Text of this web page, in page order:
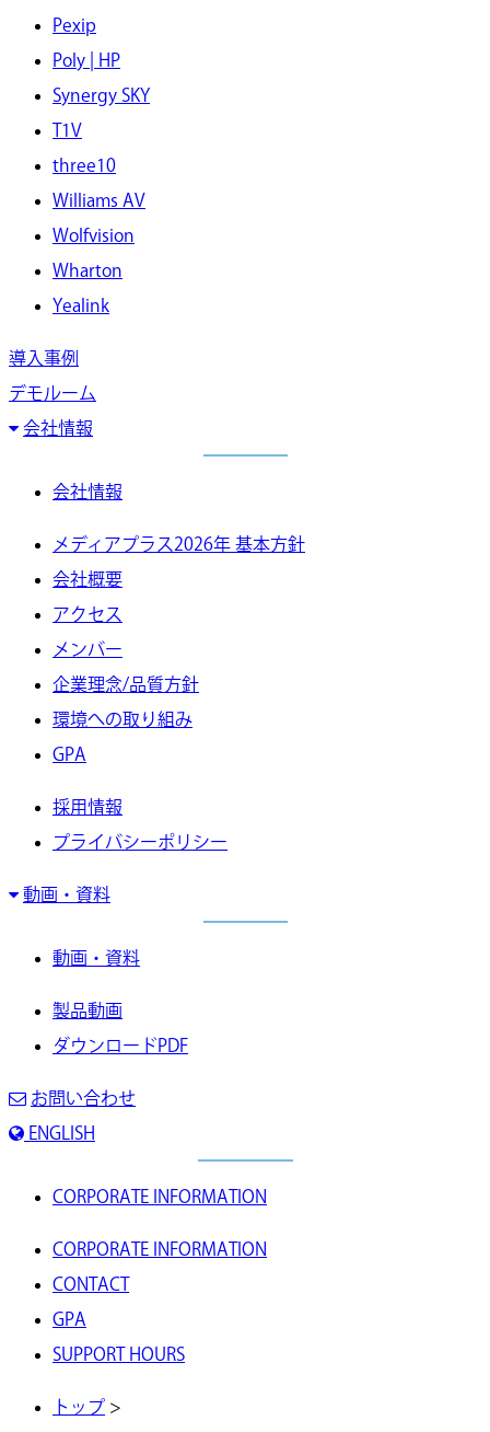
Pexip
Poly | HP
Synergy SKY
T1V
three10
Williams AV
Wolfvision
Wharton
Yealink
導入事例
デモルーム
会社情報
会社情報
メディアプラス2026年 基本方針
会社概要
アクセス
メンバー
企業理念/品質方針
環境への取り組み
GPA
採用情報
プライバシーポリシー
動画・資料
動画・資料
製品動画
ダウンロードPDF
お問い合わせ
ENGLISH
CORPORATE INFORMATION
CORPORATE INFORMATION
CONTACT
GPA
SUPPORT HOURS
トップ >